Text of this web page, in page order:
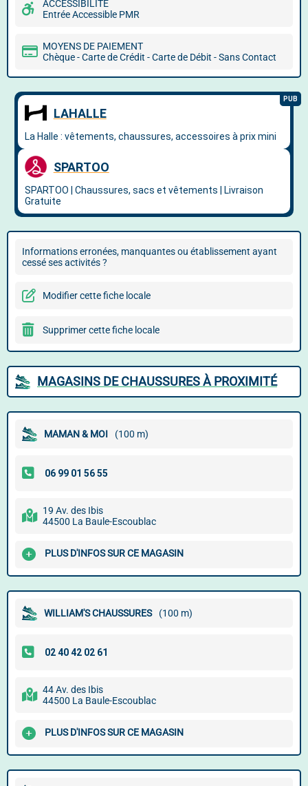
ACCESSIBILITÉ
Entrée Accessible PMR
MOYENS DE PAIEMENT
Chèque - Carte de Crédit - Carte de Débit - Sans Contact
Informations erronées, manquantes ou établissement ayant
cessé ses activités ?
Modifier cette fiche locale
Supprimer cette fiche locale
MAGASINS DE CHAUSSURES À PROXIMITÉ
MAMAN & MOI (100 m)
19 Av. des Ibis
44500 La Baule-Escoublac
PLUS D'INFOS SUR CE MAGASIN
WILLIAM'S CHAUSSURES (100 m)
44 Av. des Ibis
44500 La Baule-Escoublac
PLUS D'INFOS SUR CE MAGASIN